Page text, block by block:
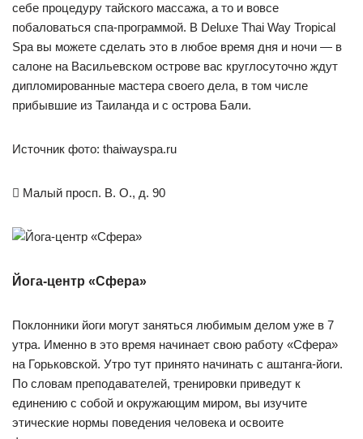
себе процедуру тайского массажа, а то и вовсе
побаловаться спа-программой. В Deluxe Thai Way Tropical
Spa вы можете сделать это в любое время дня и ночи — в
салоне на Васильевском острове вас круглосуточно ждут
дипломированные мастера своего дела, в том числе
прибывшие из Таиланда и с острова Бали.
Источник фото: thaiwayspa.ru
 Малый просп. В. О., д. 90
Йога-центр «Сфера»
Поклонники йоги могут заняться любимым делом уже в 7
утра. Именно в это время начинает свою работу «Сфера»
на Горьковской. Утро тут принято начинать с аштанга-йоги.
По словам преподавателей, тренировки приведут к
единению с собой и окружающим миром, вы изучите
этические нормы поведения человека и освоите